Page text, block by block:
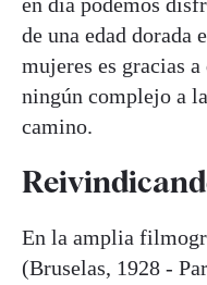
de una edad
mujeres es gracias
ningún complejo a
camino.
En la amplia
(Bruselas, 1928 -